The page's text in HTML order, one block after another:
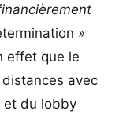
»
effet que le
avec
et du lobby